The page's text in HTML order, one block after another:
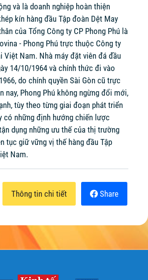
và là doanh nghiệp hoàn thiện
kín hàng đầu Tập đoàn Dệt May
của Tổng Công ty CP Phong Phú là
- Phong Phú trực thuộc Công ty
Việt Nam. Nhà máy đặt viên đá đầu
14/10/1964 và chính thức đi vào
do chính quyền Sài Gòn cũ trực
nay, Phong Phú không ngừng đổi mới,
tùy theo từng giai đoạn phát triển
có những định hướng chiến lược
dụng những ưu thế của thị trường
tục giữ vững vị thế hàng đầu Tập
Nam.
Thông tin chi tiết Share